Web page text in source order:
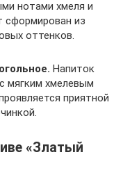
нотами хмеля и
сформирован из
оттенков.
Напиток
мягким хмелевым
приятной
«Златый